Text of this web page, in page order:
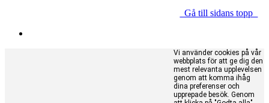
Gå till sidans topp
Vi använder cookies på vår
webbplats för att ge dig den
mest relevanta upplevelsen
genom att komma ihåg
dina preferenser och
upprepade besök. Genom